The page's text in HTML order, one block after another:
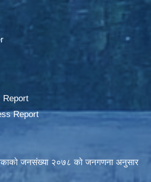
Report
Report
जनसंख्या २०७८ काे जनगणना अनुसार